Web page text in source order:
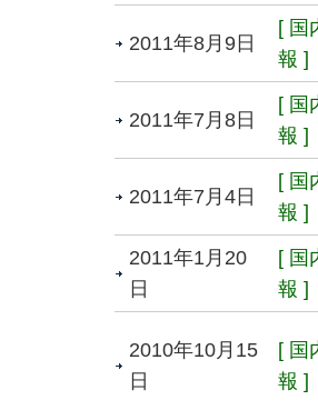
2011年8月9日
[ 国
報 ]
2011年7月8日
[ 国
報 ]
2011年7月4日
[ 国
報 ]
2011年1月20
日
[ 国
報 ]
2010年10月15
日
[ 国
報 ]